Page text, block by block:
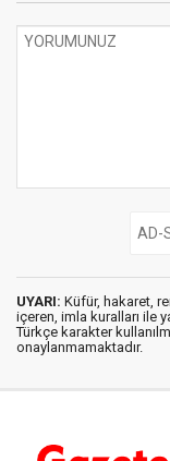
UYARI: Küfür, hakaret,
içeren, imla kuralları ile
Türkçe karakter
onaylanmamaktadır.